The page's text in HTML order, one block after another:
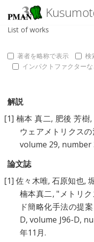
List of works
著者を略称で表示 検
インパクトファクター
解説
[1] 楠本 真二, 肥後 芳樹
ウェアメトリクス
volume 29, number
論文誌
[1] 佐々木唯,石原知也,
楠本真二, "メトリ
ド簡略化手法の提
D, volume J96-D,
年11月.